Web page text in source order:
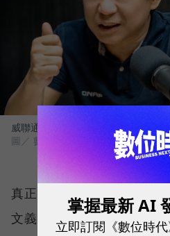
威聯通科技（QNAP）總經理暨威強
圖／ 數位時代
真正讓更多企業回頭計算
文義指出，資料上傳雲端
掌握最新 AI
立即訂閱《數位時